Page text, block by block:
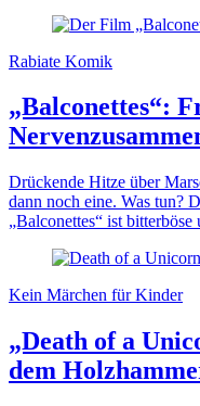
Rabiate Komik
„Balconettes“:
Drückende Hitze über
dann noch eine. Was tun?
„Balconettes“ ist
Kein Märchen für Kinder
„Death of a
dem